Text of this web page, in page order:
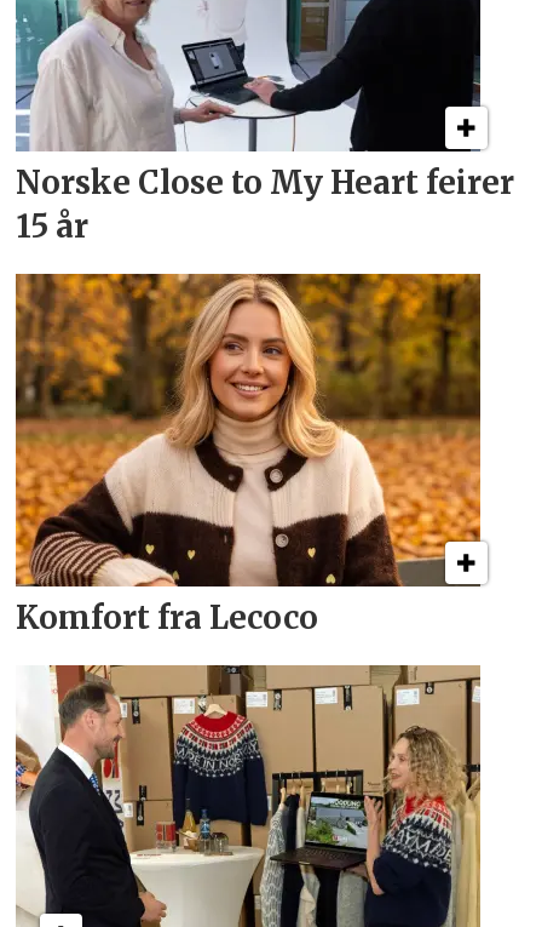
Norske Close to My Heart feirer
15 år
Komfort fra Lecoco